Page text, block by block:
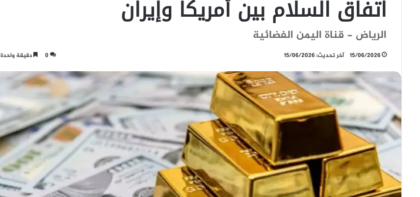
اتفاق السلام بين أمريكا وإيران
الرياض - قناة اليمن الفضائية
15/06/2026 آخر تحديث: 15/06/2026 0 دقيقة واحدة